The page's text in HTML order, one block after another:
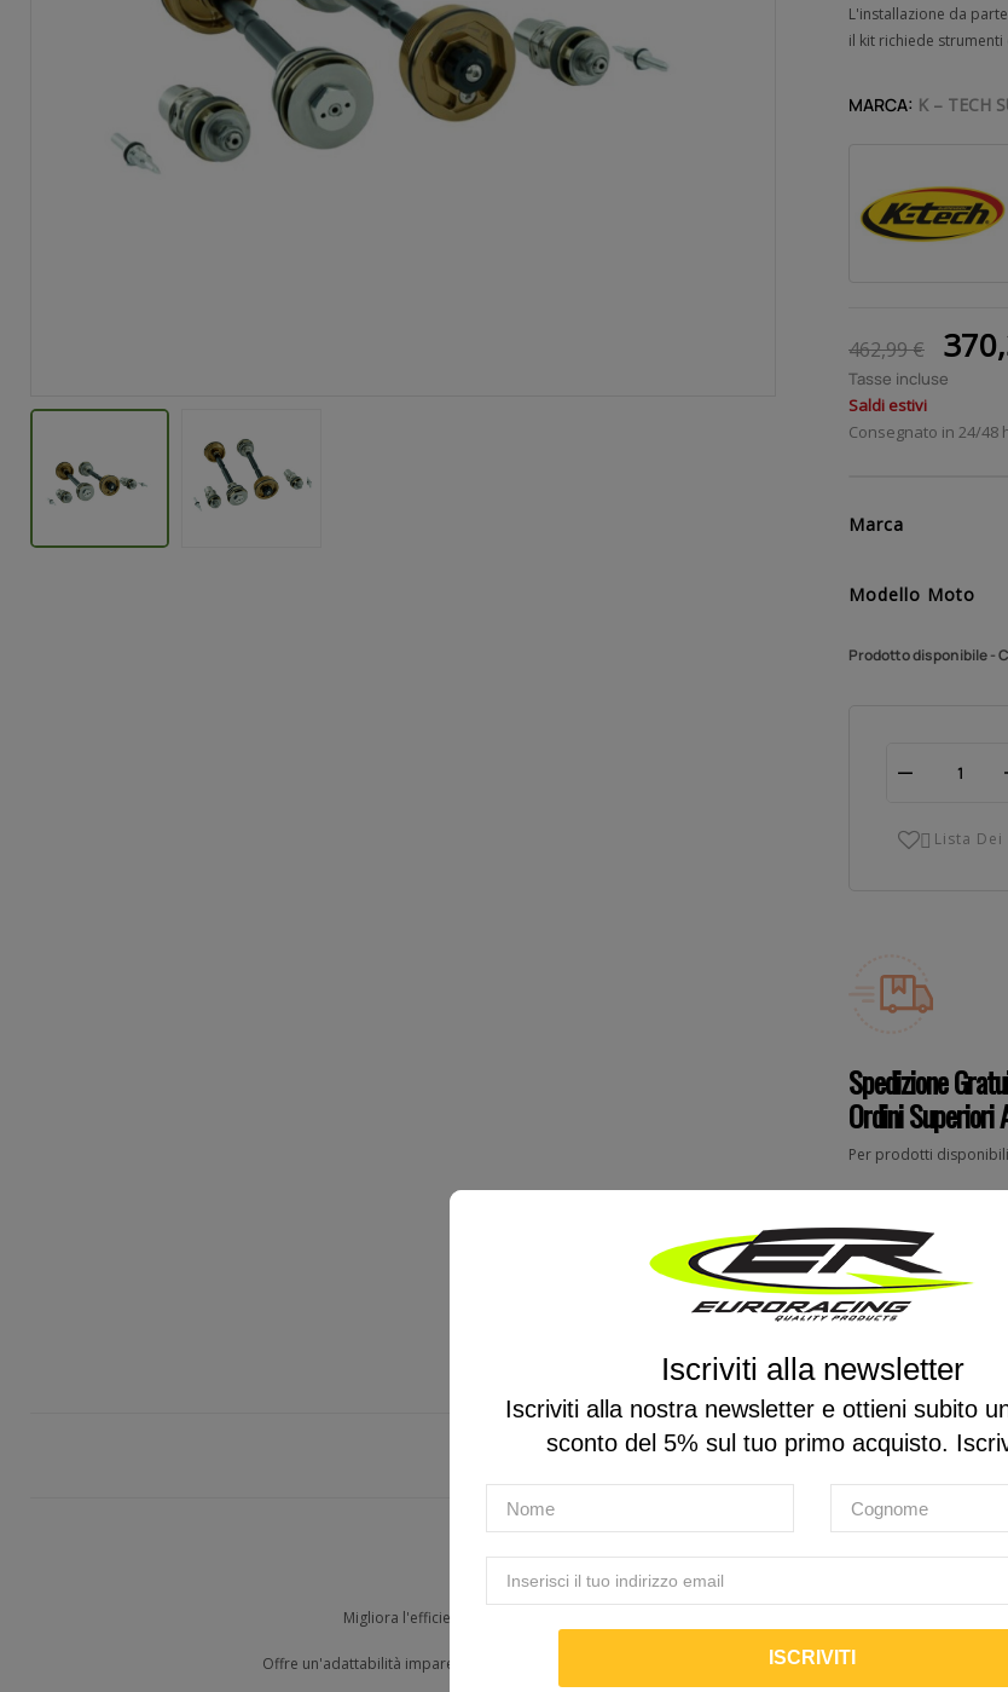
L'installazione da
il kit richiede strumenti
MARCA: K – TECH
462,99 €
Tasse incluse
Saldi estivi
Consegnato in 24/48
Marca
Modello Moto
Prodotto disponibile -
 Lista
Spedizione
Ordini Superiori
Per prodotti
Per prodotti non
Emailinfo@euro-
Tel.0541 830695
Whatsapp
Prodotto disponibile -
Descrizione Recensioni
Progettato e realizzato con la massima precisione per garantire qualità e
Migliora l'efficienza energetica smussando le asperità del terreno, mantenendo la
Offre un'adattabilità impareggiabile su terreni irregolari senza compromettere il supporto e la
Iscriviti alla newsletter
Iscriviti alla nostra newsletter e ottieni subito
sconto del 5% sul tuo primo acquisto.